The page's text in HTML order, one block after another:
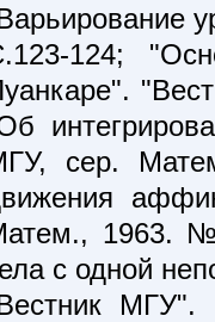
124;
сер.
1963.
с одной